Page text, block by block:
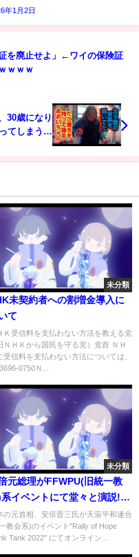
年1月2日
を廃止せよ」←ワイの保険証
ｗｗｗ
30歳になり
てしまう…
未分類
未契約者への割増金導入に
て
Ｋ受信料を支払わない方法を教える党
ＮＨＫから国民を守る党）党首 ＮＨ
受信料を支払わない方法については、
0750Ｎ...
未分類
元総理がFFWPU(旧統一教
イベントにて堂々と演説!
Abe spoke at Rally of
Think Tank 2022.
の元首相、安倍晋三氏が天宙平和連合
教会系)のイベント"Rally of Hope
Tank 2022" にてオンライン...